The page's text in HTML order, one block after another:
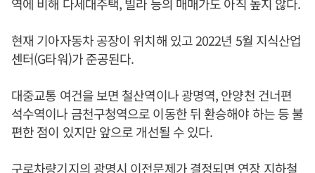
현재 기아자동차 공장이 위치해 있고 2022년 5월 지식산업
센터(G타워)가 준공된다.
대중교통 여건을 보면 철산역이나 광명역, 안양천 건너편
석수역이나 금천구청역으로 이동한 뒤 환승해야 하는 등 불
편한 점이 있지만 앞으로 개선될 수 있다.
구로차량기지의 광명시 이전문제가 결정되면 연장 지하철